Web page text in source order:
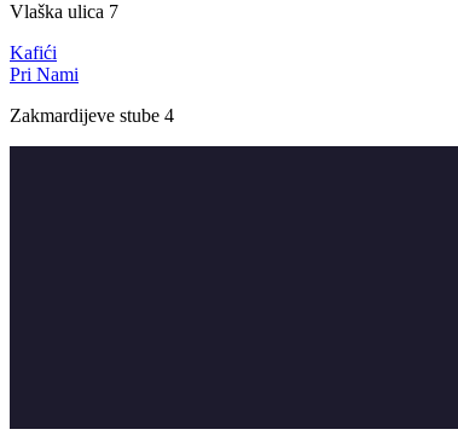
Vlaška ulica 7
Kafići
Pri Nami
Zakmardijeve stube 4